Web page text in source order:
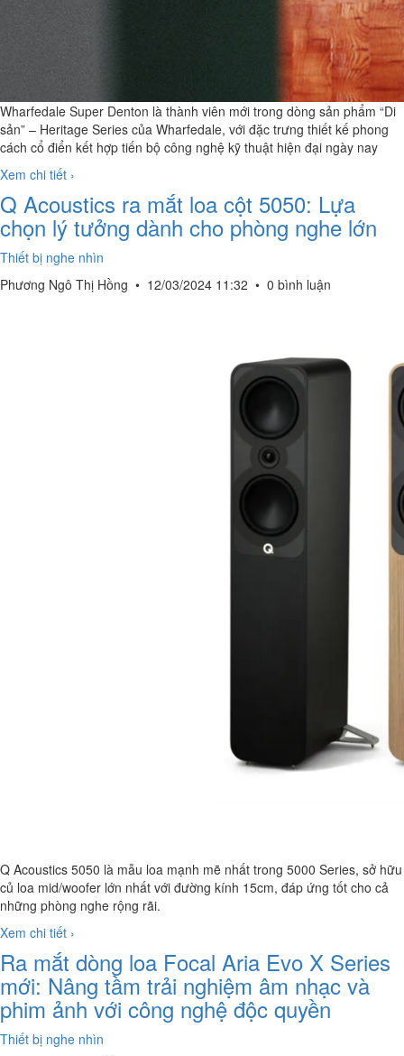
Wharfedale Super Denton là thành viên mới trong dòng sản phẩm “Di
sản” – Heritage Series của Wharfedale, với đặc trưng thiết kế phong
cách cổ điển kết hợp tiến bộ công nghệ kỹ thuật hiện đại ngày nay
Xem chi tiết ›
Q Acoustics ra mắt loa cột 5050: Lựa
chọn lý tưởng dành cho phòng nghe lớn
Thiết bị nghe nhìn
Phương Ngô Thị Hồng • 12/03/2024 11:32 • 0 bình luận
Q Acoustics 5050 là mẫu loa mạnh mẽ nhất trong 5000 Series, sở hữu
củ loa mid/woofer lớn nhất với đường kính 15cm, đáp ứng tốt cho cả
những phòng nghe rộng rãi.
Xem chi tiết ›
Ra mắt dòng loa Focal Aria Evo X Series
mới: Nâng tầm trải nghiệm âm nhạc và
phim ảnh với công nghệ độc quyền
Thiết bị nghe nhìn